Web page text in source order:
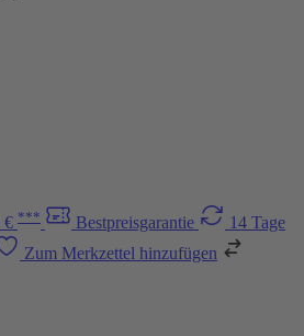
€ *** Bestpreisgarantie
14 Tage
Zum Merkzettel hinzufügen